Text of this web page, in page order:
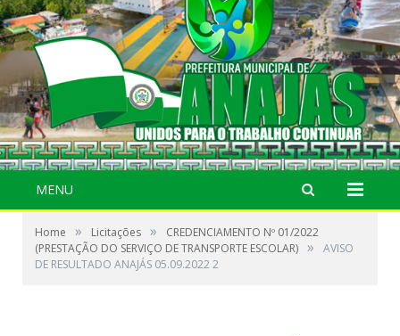
MENU
Home » Licitações »
CREDENCIAMENTO Nº 01/2022
(PRESTAÇÃO DO SERVIÇO DE TRANSPORTE ESCOLAR) »
AVISO
DE RESULTADO ANAJÁS 05.09.2022 2